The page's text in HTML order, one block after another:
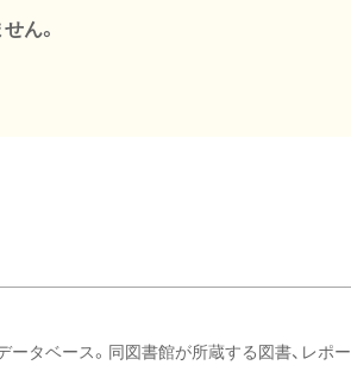
ん。
タベース。同図書館が所蔵する図書、レポー